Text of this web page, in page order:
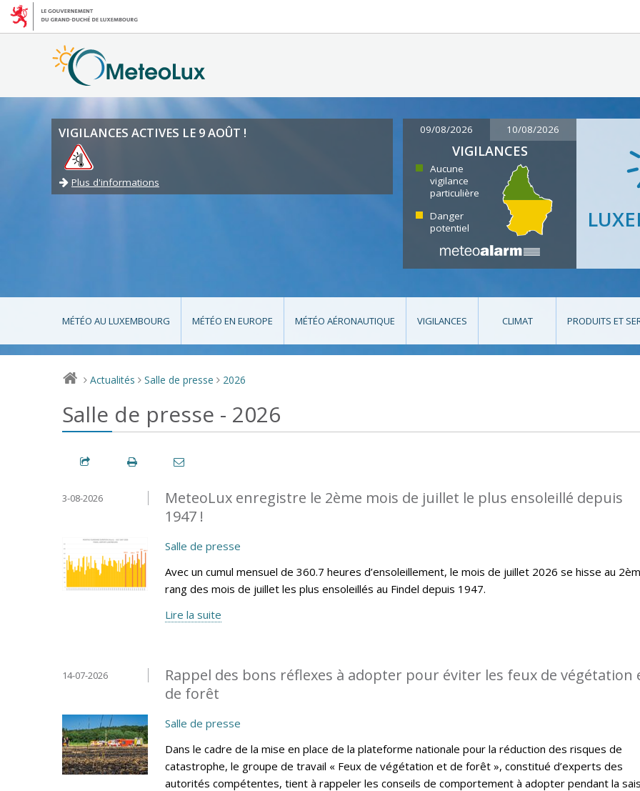
VIGILANCES ACTIVES LE 9 AOÛT !
Plus d'informations
09/08/2026 10/08/2026
VIGILANCES
Aucune
vigilance
particulière
Danger
potentiel
MÉTÉO AU LUXEMBOURG MÉTÉO EN EUROPE MÉTÉO AÉRONAUTIQUE VIGILANCES CLIMAT PRODUITS ET
> Actualités > Salle de presse > 2026
Salle de presse - 2026
MeteoLux enregistre le 2ème mois de juillet le plus ensoleillé depuis
1947 !
3-08-2026
Salle de presse
Avec un cumul mensuel de 360.7 heures d’ensoleillement, le mois de juillet 2026 se hisse au
rang des mois de juillet les plus ensoleillés au Findel depuis 1947.
Lire la suite
Rappel des bons réflexes à adopter pour éviter les feux de végétation
de forêt
14-07-2026
Salle de presse
Dans le cadre de la mise en place de la plateforme nationale pour la réduction des risques de
catastrophe, le groupe de travail « Feux de végétation et de forêt », constitué d’experts des
autorités compétentes, tient à rappeler les conseils de comportement à adopter pendant la